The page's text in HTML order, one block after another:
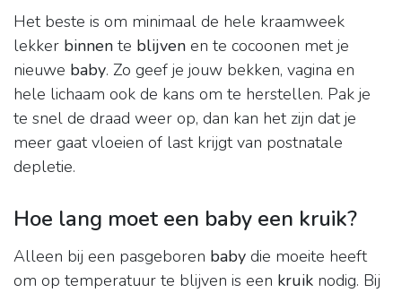
Het beste is om minimaal de hele kraamweek
lekker binnen te blijven en te cocoonen met je
nieuwe baby. Zo geef je jouw bekken, vagina en
hele lichaam ook de kans om te herstellen. Pak je
te snel de draad weer op, dan kan het zijn dat je
meer gaat vloeien of last krijgt van postnatale
depletie.
Hoe lang moet een baby een kruik?
Alleen bij een pasgeboren baby die moeite heeft
om op temperatuur te blijven is een kruik nodig. Bij